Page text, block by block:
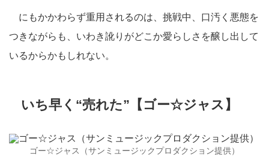
にもかかわらず重用されるのは、挑戦中、口汚く悪態を
つきながらも、いわき訛りがどこか愛らしさを醸し出して
いるからかもしれない。
いち早く“売れた”【ゴー☆ジャス】
ゴー☆ジャス（サンミュージックプロダクション提供）